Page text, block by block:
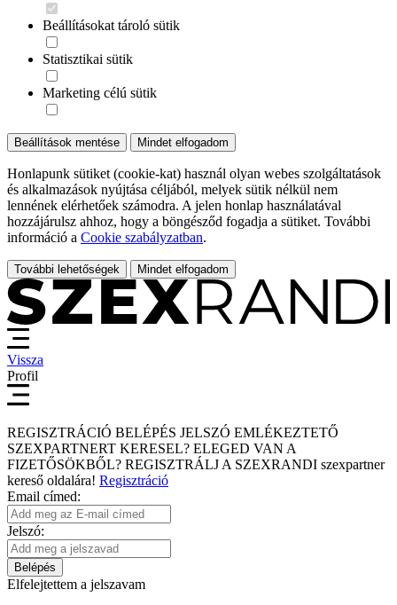
Beállításokat tároló sütik
Statisztikai sütik
Marketing célú sütik
Beállítások mentése Mindet elfogadom
Honlapunk sütiket (cookie-kat) használ olyan webes szolgáltatások
és alkalmazások nyújtása céljából, melyek sütik nélkül nem
lennének elérhetőek számodra. A jelen honlap használatával
hozzájárulsz ahhoz, hogy a böngésződ fogadja a sütiket. További
információ a Cookie szabályzatban.
További lehetőségek Mindet elfogadom
Vissza
Profil
REGISZTRÁCIÓ BELÉPÉS JELSZÓ EMLÉKEZTETŐ
SZEXPARTNERT KERESEL? ELEGED VAN A
FIZETŐSÖKBŐL? REGISZTRÁLJ A SZEXRANDI szexpartner
kereső oldalára! Regisztráció
Email címed:
Jelszó:
Belépés
Elfelejtettem a jelszavam